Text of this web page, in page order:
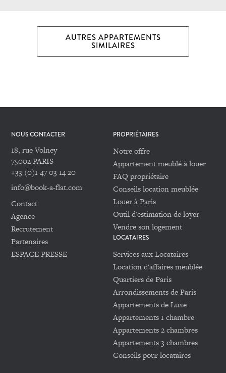
AUTRES APPARTEMENTS
SIMILAIRES
NOUS CONTACTER
18, rue Volney
75002 PARIS
+33 (0)1 47 03 14 20
info@book-a-flat.com
Contact
Agence
Recrutement
Partenaires
ESPACE PRESSE
PROPRIÉTAIRES
Notre offre
Appartement meublé à louer
FAQ propriétaire
Conseils location meublée
Louer à Paris
Outil d'estimation de loyer
Vendre son logement
LOCATAIRES
Services aux Locataires
Location d'affaires meublée
Quartiers de Paris
Arrondissements de Paris
Appartements de Luxe
Appartements 1 chambre
Appartements 2 chambres
Appartements 3 chambres
Conseils pour locataires